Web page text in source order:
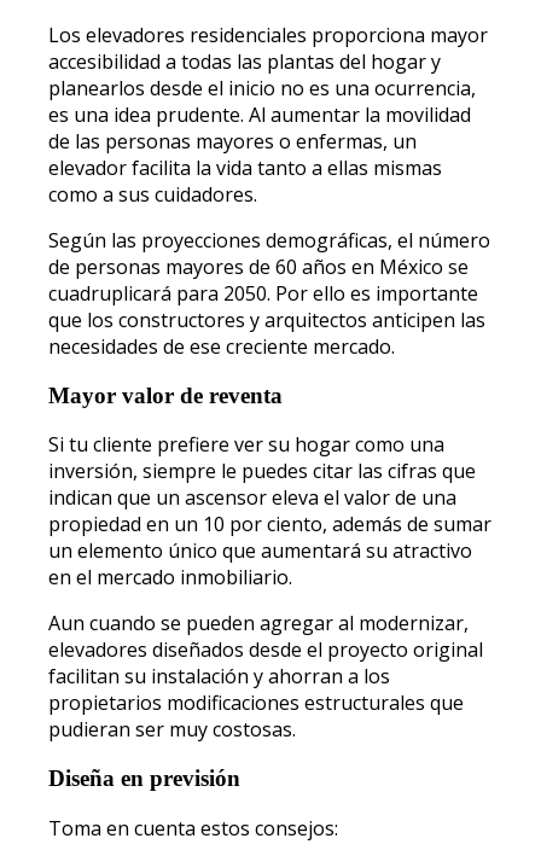
Los elevadores residenciales proporciona mayor
accesibilidad a todas las plantas del hogar y
planearlos desde el inicio no es una ocurrencia,
es una idea prudente. Al aumentar la movilidad
de las personas mayores o enfermas, un
elevador facilita la vida tanto a ellas mismas
como a sus cuidadores.
Según las proyecciones demográficas, el número
de personas mayores de 60 años en México se
cuadruplicará para 2050. Por ello es importante
que los constructores y arquitectos anticipen las
necesidades de ese creciente mercado.
Mayor valor de reventa
Si tu cliente prefiere ver su hogar como una
inversión, siempre le puedes citar las cifras que
indican que un ascensor eleva el valor de una
propiedad en un 10 por ciento, además de sumar
un elemento único que aumentará su atractivo
en el mercado inmobiliario.
Aun cuando se pueden agregar al modernizar,
elevadores diseñados desde el proyecto original
facilitan su instalación y ahorran a los
propietarios modificaciones estructurales que
pudieran ser muy costosas.
Diseña en previsión
Toma en cuenta estos consejos: